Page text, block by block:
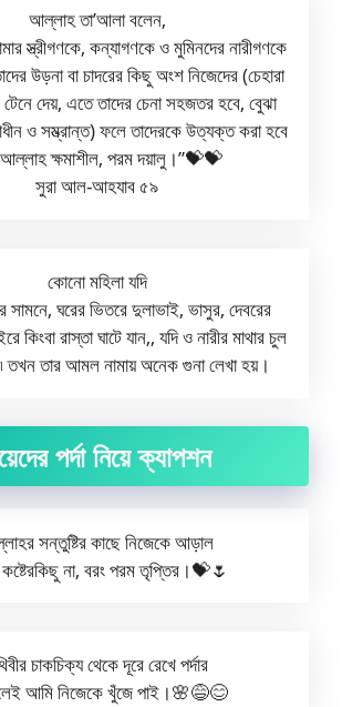
আল্লাহ তা’আলা বলেন,
স্ত্রীগণকে, কন্যাগণকে ও মুমিনদের নারীগণকে
উড়না বা চাদরের কিছু অংশ নিজেদের (চেহারা
দেয়, এতে তাদের চেনা সহজতর হবে, বুেঝা
ও সম্ভ্রান্ত) ফলে তাদেরকে উত্যক্ত করা হবে
ক্ষমাশীল, পরম দয়ালু।”💝💝
সুরা আল-আহযাব ৫৯
কোনো মহিলা যদি
ঘরের ভিতরে দুলাভাই, ভাসুর, দেবরের
কিংবা রাস্তা ঘাটে যান,, যদি ও নারীর মাথার চুল
তখন তার আমল নামায় অনেক গুনা লেখা হয়।
পর্দা নিয়ে ক্যাপশন
সন্তুষ্টির কাছে নিজেকে আড়াল
কষ্টেরকিছু না, বরং পরম তৃপ্তির।💝🌷
চাকচিক্য থেকে দূরে রেখে পর্দার
আমি নিজেকে খুঁজে পাই।🌸😅😊